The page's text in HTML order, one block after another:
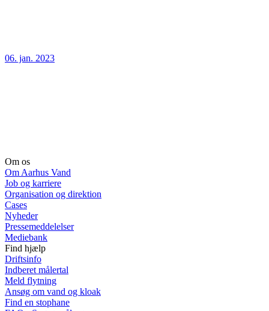
06. jan. 2023
Om os
Om Aarhus Vand
Job og karriere
Organisation og direktion
Cases
Nyheder
Pressemeddelelser
Mediebank
Find hjælp
Driftsinfo
Indberet målertal
Meld flytning
Ansøg om vand og kloak
Find en stophane